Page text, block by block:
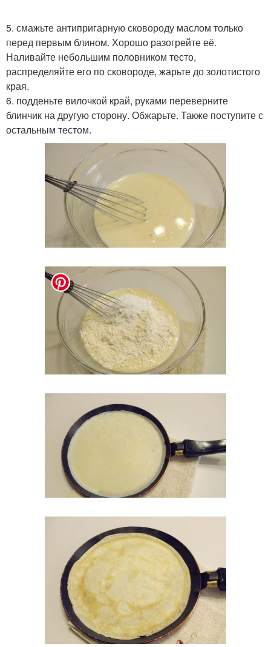
5. смажьте антипригарную сковороду маслом только
перед первым блином. Хорошо разогрейте её.
Наливайте небольшим половником тесто,
распределяйте его по сковороде, жарьте до золотистого
края.
6. подденьте вилочкой край, руками переверните
блинчик на другую сторону. Обжарьте. Также поступите с
остальным тестом.